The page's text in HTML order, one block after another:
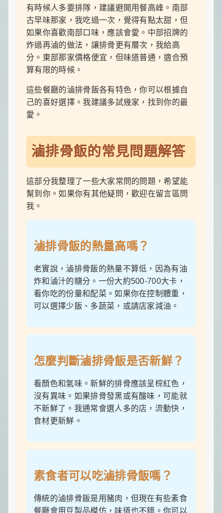
有時候人多要排隊，建議避開用餐高峰。南部
古早味那家，我吃過一次，覺得有點太甜，但
如果你喜歡南部口味，應該會愛。中部招牌的
炸過再滷的做法，讓排骨更有層次，我給高
分。東部那家價格便宜，但味道普通，適合預
算有限的時候。
這些餐廳的滷排骨飯各有特色，你可以根據自
己的喜好選擇。我建議多試幾家，找到你的最
愛。
滷排骨飯的常見問題解答
這部分我整理了一些大家常問的問題，希望能
幫到你。如果你有其他疑問，歡迎在留言區問
我。
滷排骨飯的熱量高嗎？
老實說，滷排骨飯的熱量不算低，因為有油
炸和滷汁的糖分。一份大約500-700大卡，
看你吃的份量和配菜。如果你在控制體重，
可以選擇少飯、多蔬菜，或請店家減油。
怎麼判斷滷排骨飯是否新鮮？
看顏色和氣味。新鮮的排骨應該呈棕紅色，
沒有異味。如果排骨發黑或有酸味，可能就
不新鮮了。我通常會選人多的店，流動快，
食材更新鮮。
素食者可以吃滷排骨飯嗎？
傳統的滷排骨飯是用豬肉，但現在有些素食
餐廳會用豆製品模仿，味道也不錯。你可以